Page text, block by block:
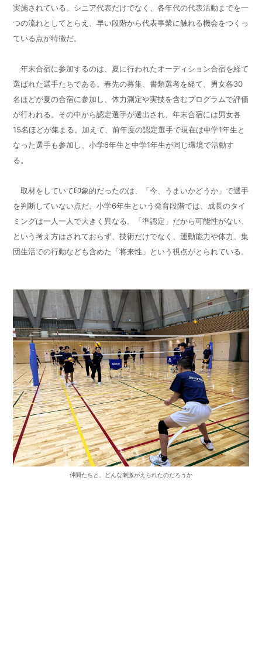
実施されている。シニア代表だけでなく、各年代の代表活動までを一
つの流れとしてとらえ、早い段階から代表事業に触れる機会をつくっ
ている点が特徴だ。
年末合宿に参加するのは、夏に行われたオーディション合宿を経て
選ばれた選手たちである。春先の募集、書類選考を経て、男女各30
名ほどが夏の合宿に参加し、体力測定や実技を含むプログラムで評価
が行われる。その中から認定選手が選出され、年末合宿には男女各
15名ほどが集まる。加えて、前年度の認定選手で現在は中学1年生と
なった選手も参加し、小学6年生と中学1年生が同じ環境で活動す
る。
取材をしていて印象的だったのは、「今、うまいかどうか」で選手
を判断していない点だ。小学6年生という発育段階では、成長のタイ
ミングは一人一人で大きく異なる。「準認定」だから可能性がない、
という考え方はされておらず、技術だけでなく、運動能力や体力、集
団生活での行動なども含めた「将来性」という視点がとられている。
仲間たちと、どんな刺激がえられたのだろうか